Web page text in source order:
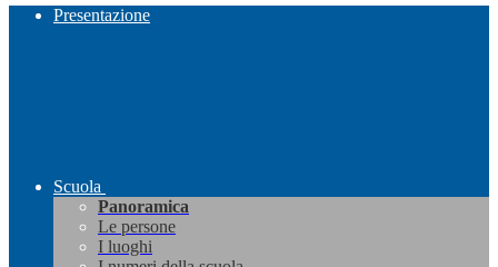
Presentazione
Scuola
Panoramica
Le persone
I luoghi